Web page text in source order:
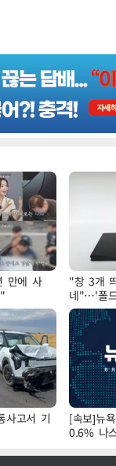
만에 사
"창 3개
네"…'폴
니
사고서 기
[속보]뉴
0.6% 나